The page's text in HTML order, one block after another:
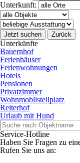
Unterkunft:
Jetzt suchen Zurück
Unterkünfte
Bauernhof
Ferienhäuser
Ferienwohnungen
Hotels
Pensionen
Privatzimmer
Wohnmobilstellplatz
Reiterhof
Urlaub mit Hund
Service-Hotline
Haben Sie Fragen zu
Rufen Sie uns an: